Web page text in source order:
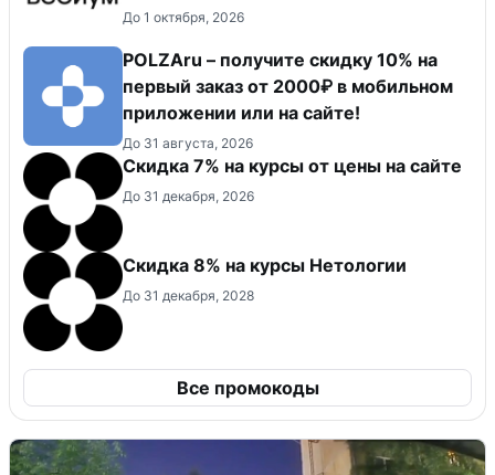
До 1 октября, 2026
POLZAru – получите скидку 10% на
первый заказ от 2000₽ в мобильном
приложении или на сайте!
До 31 августа, 2026
Скидка 7% на курсы от цены на сайте
До 31 декабря, 2026
Скидка 8% на курсы Нетологии
До 31 декабря, 2028
Все промокоды